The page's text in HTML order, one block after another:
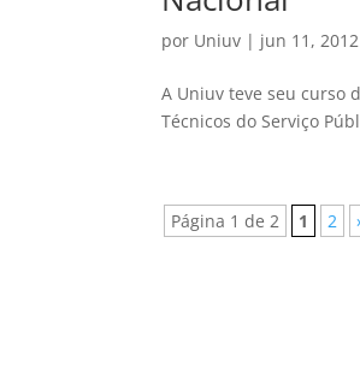
por Uniuv | jun 11, 2012
A Uniuv teve seu curso
Técnicos do Serviço
Página 1 de 2 1 2